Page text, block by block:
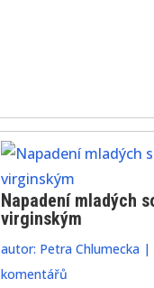
Napadení mladých
virginským
autor: Petra Chlumecka|
komentářů